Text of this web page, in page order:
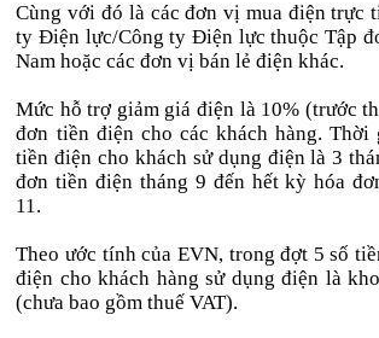
Cùng với đó là các đơn vị mua điện trực
ty Điện lực/Công ty Điện lực thuộc Tập
Nam hoặc các đơn vị bán lẻ điện khác.
Mức hỗ trợ giảm giá điện là 10% (trước
đơn tiền điện cho các khách hàng.
tiền điện cho khách sử dụng điện là 3
đơn tiền điện tháng 9 đến hết kỳ hóa
11.
Theo ước tính của EVN, trong đợt 5 số
điện cho khách hàng sử dụng điện là
(chưa bao gồm thuế VAT).